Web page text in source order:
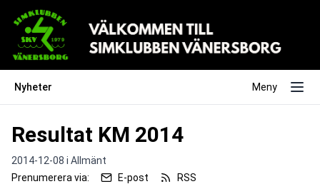
Nyheter Meny
Resultat KM 2014
2014-12-08 i Allmänt
Prenumerera via:
E-post RSS